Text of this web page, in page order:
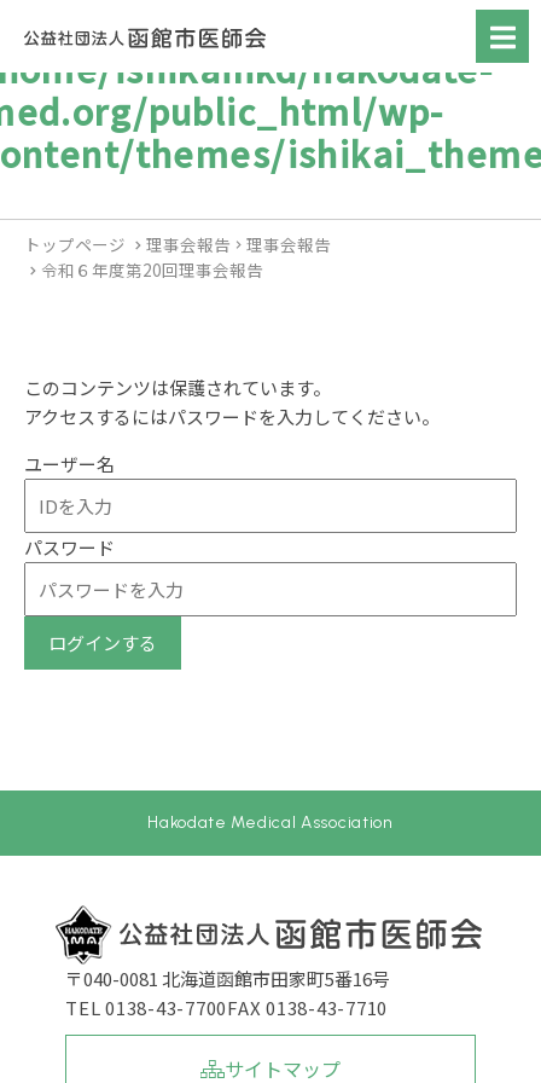
ishikaihkd/hakodate-
public_html/wp-
themes/
トップページ 理事会報告
理事会報告
令和６年度第20回理事会報告
このコンテンツは保護されています。
アクセスするにはパスワードを入力してください。
ユーザー名
パスワード
ログインする
Hakodate Medical Association
〒040-0081 北海道函館市田家町5番16号
TEL 0138-43-7700FAX 0138-43-7710
サイトマップ